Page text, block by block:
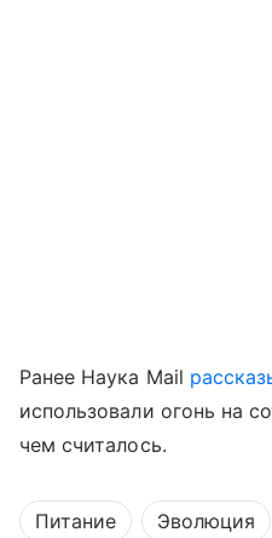
Ранее Наука Mail
использовали огонь на
чем считалось.
Питание Эволюция